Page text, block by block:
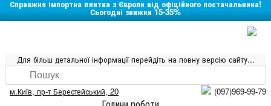
Справжня імпортна плитка з Європи від офіційного постачальника!
Сьогодні знижки 15-35%
Для більш детальної інформації перейдіть на повну версію сайту...
м.Київ, пр-т Берестейський, 20 (097)969-99-79